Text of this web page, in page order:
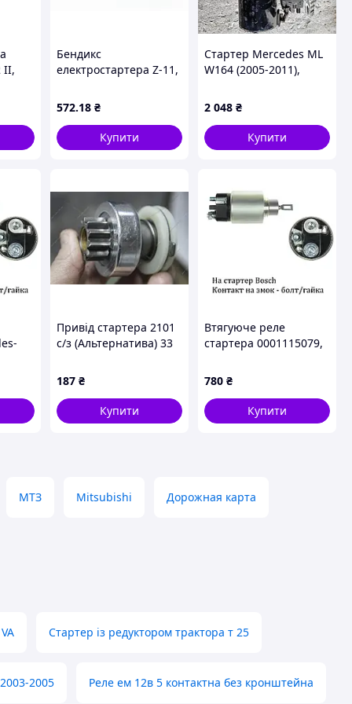
II,
Бендикс
електростартера Z-11,
Китай
572.18 ₴
Купити
Стартер Mercedes ML
W164 (2005-2011),
2 048 ₴
Купити
Привід стартера 2101
с/з (Альтернатива) 33
187 ₴
Купити
Втягуюче реле
стартера 0001115079,
0001121423,
0001121427,
0001121444,
0001125057, SS0039
780 ₴
Купити
МТЗ Mitsubishi Дорожная карта
Стартер із редуктором трактора т 25
2005 Реле ем 12в 5 контактна без кронштейна